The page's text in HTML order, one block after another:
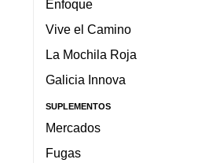
Enfoque
Vive el Camino
La Mochila Roja
Galicia Innova
SUPLEMENTOS
Mercados
Fugas